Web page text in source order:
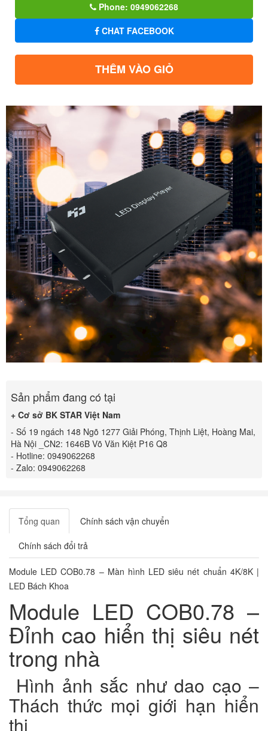
Phone: 0949062268
CHAT FACEBOOK
THÊM VÀO GIỎ
Sản phẩm đang có tại
+ Cơ sở BK STAR Việt Nam
- Số 19 ngách 148 Ngõ 1277 Giải Phóng, Thịnh Liệt, Hoàng Mai,
Hà Nội _CN2: 1646B Võ Văn Kiệt P16 Q8
- Hotline: 0949062268
- Zalo: 0949062268
Tổng quan Chính sách vận chuyển
Chính sách đổi trả
Module LED COB0.78 – Màn hình LED siêu nét chuẩn 4K/8K |
LED Bách Khoa
Module LED COB0.78 –
Đỉnh cao hiển thị siêu nét
trong nhà
Hình ảnh sắc như dao cạo –
Thách thức mọi giới hạn hiển
thị